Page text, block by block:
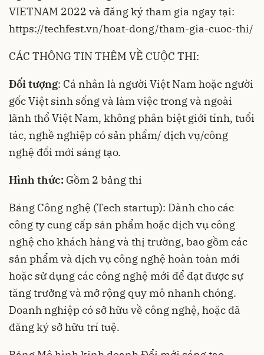
VIETNAM 2022 và đăng ký tham gia ngay tại:
https://techfest.vn/hoat-dong/tham-gia-cuoc-thi/
CÁC THÔNG TIN THÊM VỀ CUỘC THI:
Đối tượng: Cá nhân là người Việt Nam hoặc người
gốc Việt sinh sống và làm việc trong và ngoài
lãnh thổ Việt Nam, không phân biệt giới tính, tuổi
tác, nghề nghiệp có sản phẩm/ dịch vụ/công
nghệ đổi mới sáng tạo.
Hình thức: Gồm 2 bảng thi
Bảng Công nghệ (Tech startup): Dành cho các
công ty cung cấp sản phẩm hoặc dịch vụ công
nghệ cho khách hàng và thị trường, bao gồm các
sản phẩm và dịch vụ công nghệ hoàn toàn mới
hoặc sử dụng các công nghệ mới để đạt được sự
tăng trưởng và mở rộng quy mô nhanh chóng.
Doanh nghiệp có sở hữu về công nghệ, hoặc đã
đăng ký sở hữu trí tuệ.